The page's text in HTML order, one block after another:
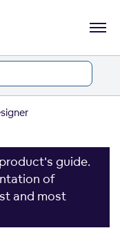
guide.
of
and most